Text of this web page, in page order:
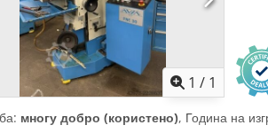
1 / 1
многу добро (користено), Година на